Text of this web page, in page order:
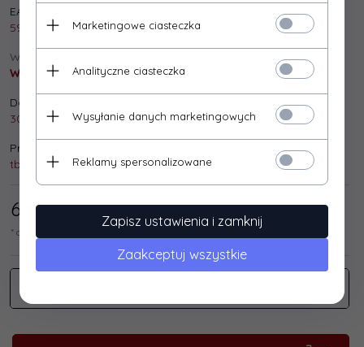
EAN:
5901500500975
Wysyłka:
Wysyłka gratis!
Dostępna ilość:
30 szt.
Producent:
tb print
6, 50 / 8,00 PLN*
* cena netto / brutto
Marketingowe ciasteczka
Analityczne ciasteczka
Wysyłanie danych marketingowych
Reklamy spersonalizowane
Zapisz ustawienia i zamknij
Zaakceptuj wszystkie